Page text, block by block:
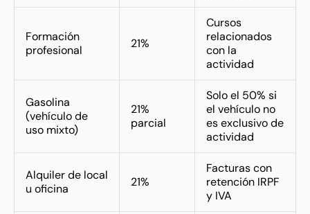
Formación
profesional
21%
Cursos
relacionados
con la
actividad
Gasolina
(vehículo de
uso mixto)
21%
parcial
Solo el 50% si
el vehículo no
es exclusivo de
actividad
Alquiler de local
u oficina
21%
Facturas con
retención IRPF
y IVA